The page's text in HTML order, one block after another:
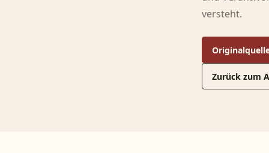
versteht.
Zurück zum